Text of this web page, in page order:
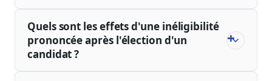
Quels sont les effets d'une inéligibilité
prononcée après l'élection d'un
candidat ?